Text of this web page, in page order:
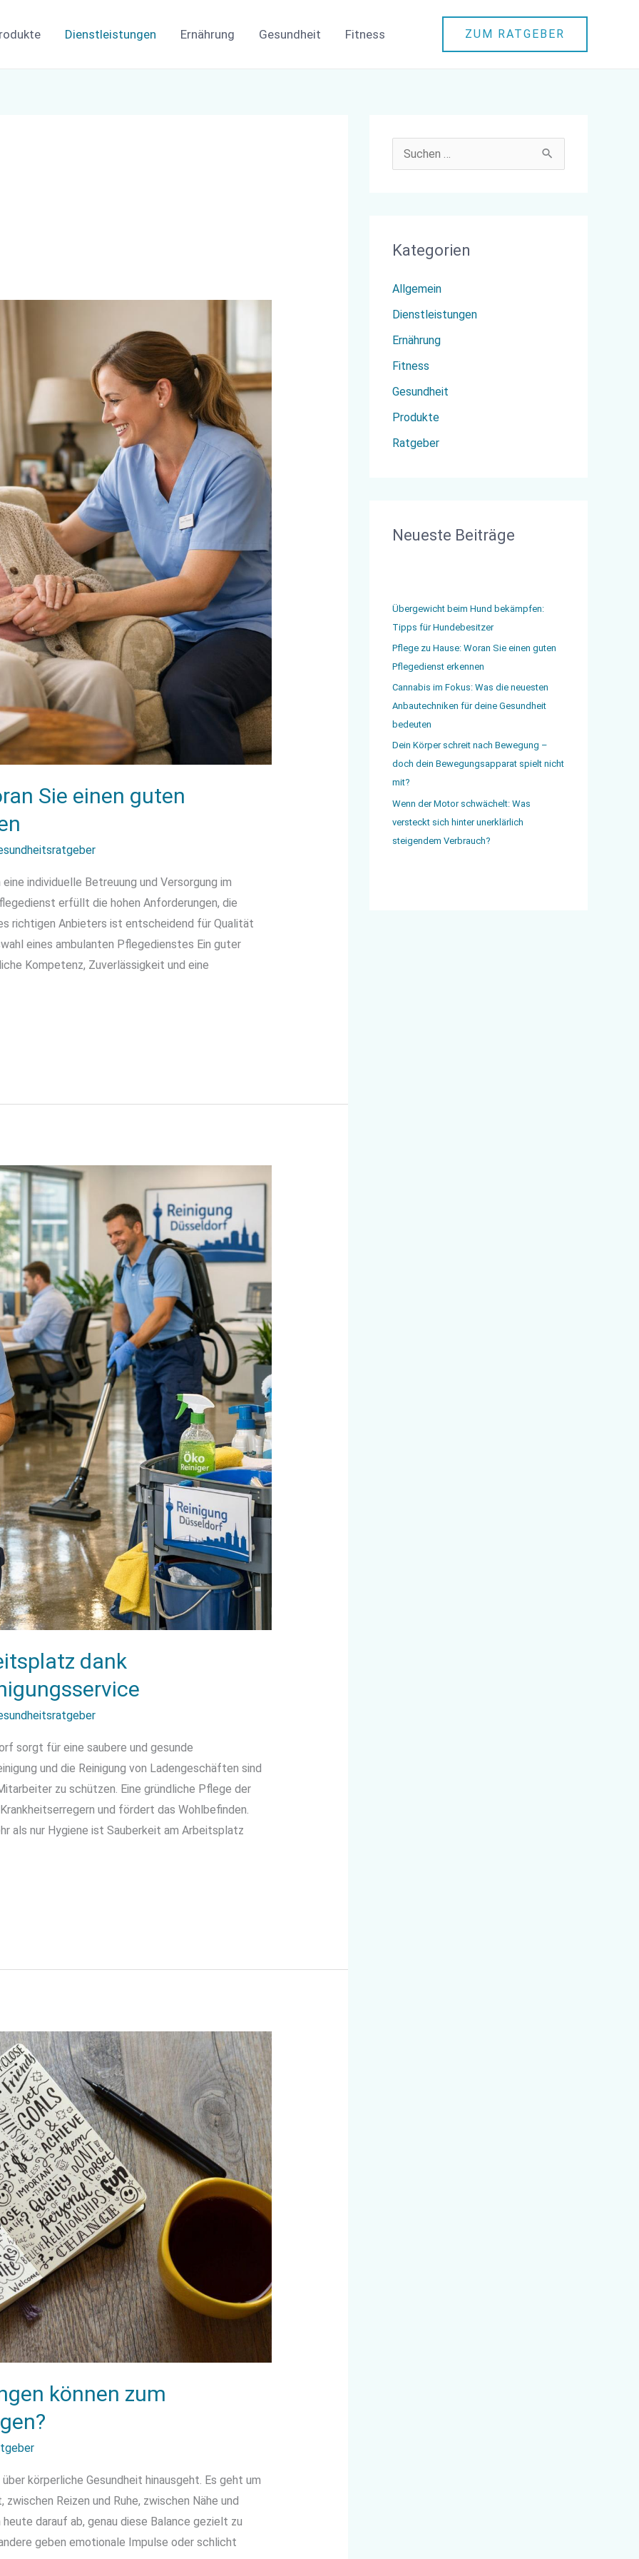
Dienstleistungen Ernährung Gesundheit Fitness ZUM RATGEBER
Sie einen guten
individuelle Betreuung und Versorgung im
erfüllt die hohen Anforderungen, die
richtigen Anbieters ist entscheidend für Qualität
eines ambulanten Pflegedienstes Ein guter
Kompetenz, Zuverlässigkeit und eine
dank
sorgt für eine saubere und gesunde
und die Reinigung von Ladengeschäften sind
zu schützen. Eine gründliche Pflege der
und fördert das Wohlbefinden.
als nur Hygiene ist Sauberkeit am Arbeitsplatz
können zum
körperliche Gesundheit hinausgeht. Es geht um
Reizen und Ruhe, zwischen Nähe und
darauf ab, genau diese Balance gezielt zu
geben emotionale Impulse oder schlicht
e
n
a
c
h
:
Kategorien
Allgemein
Dienstleistungen
Ernährung
Fitness
Gesundheit
Produkte
Ratgeber
Neueste Beiträge
Übergewicht beim Hund bekämpfen:
Tipps für Hundebesitzer
Pflege zu Hause: Woran Sie einen guten
Pflegedienst erkennen
Cannabis im Fokus: Was die neuesten
Anbautechniken für deine Gesundheit
bedeuten
Dein Körper schreit nach Bewegung –
doch dein Bewegungsapparat spielt nicht
mit?
Wenn der Motor schwächelt: Was
versteckt sich hinter unerklärlich
steigendem Verbrauch?